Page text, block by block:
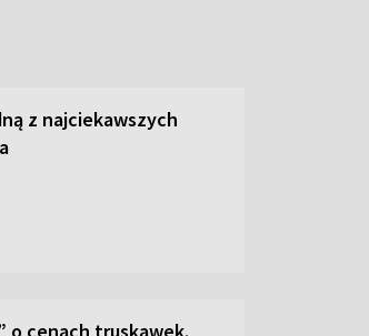
z najciekawszych